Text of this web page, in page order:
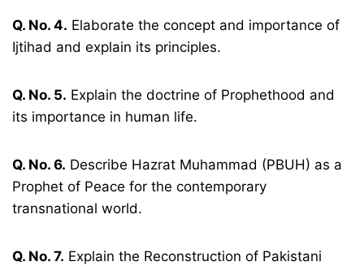
Q. No. 4. Elaborate the concept and importance of
Ijtihad and explain its principles.
Q. No. 5. Explain the doctrine of Prophethood and
its importance in human life.
Q. No. 6. Describe Hazrat Muhammad (PBUH) as a
Prophet of Peace for the contemporary
transnational world.
Q. No. 7. Explain the Reconstruction of Pakistani